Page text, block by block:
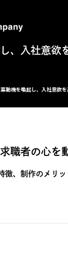
、入社意欲
動機を喚起し、入社意欲を
職者の心を
徴、制作のメリッ